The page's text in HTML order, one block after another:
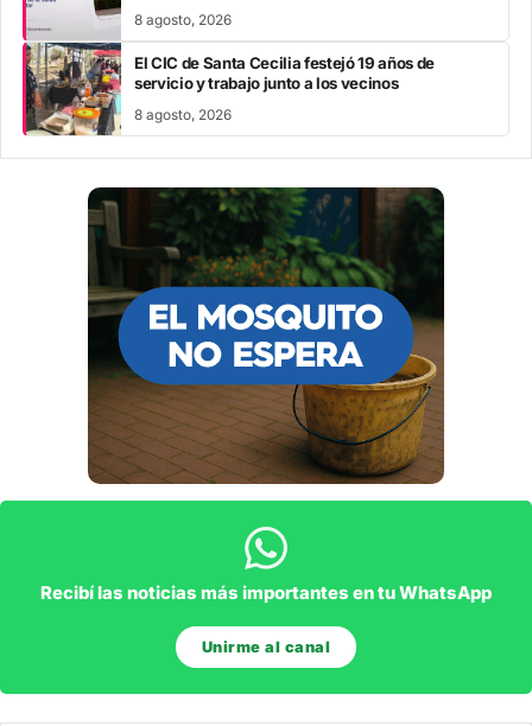
8 agosto, 2026
El CIC de Santa Cecilia festejó 19 años de
servicio y trabajo junto a los vecinos
8 agosto, 2026
Recibí las noticias más importantes en tu WhatsApp
Unirme al canal